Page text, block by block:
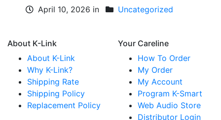
April 10, 2026 in Uncategorized
About K-Link
About K-Link
Why K-Link?
Shipping Rate
Shipping Policy
Replacement Policy
Your Careline
How To Order
My Order
My Account
Program K-Smart
Web Audio Store
Distributor Login